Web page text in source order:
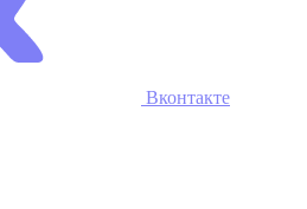
Вконтакте